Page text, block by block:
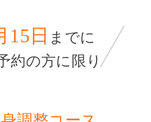
15日 までに
約の方に限り